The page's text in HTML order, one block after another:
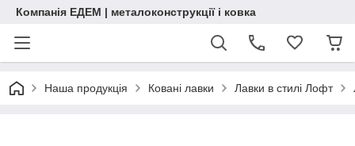
Компанія ЕДЕМ | металоконструкції і ковка
Наша продукція Ковані лавки Лавки в стилі Лофт